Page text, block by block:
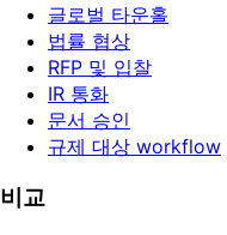
글로벌 타운홀
법률 협상
RFP 및 입찰
IR 통화
문서 승인
규제 대상 workflow
비교